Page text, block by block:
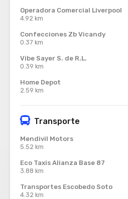
Operadora Comercial Liverpool
4.92 km
Confecciones Zb Vicandy
0.37 km
Vibe Sayer S. de R.L.
0.39 km
Home Depot
2.59 km
Transporte
Mendivil Motors
5.52 km
Eco Taxis Alianza Base 87
3.88 km
Transportes Escobedo Soto
4.32 km